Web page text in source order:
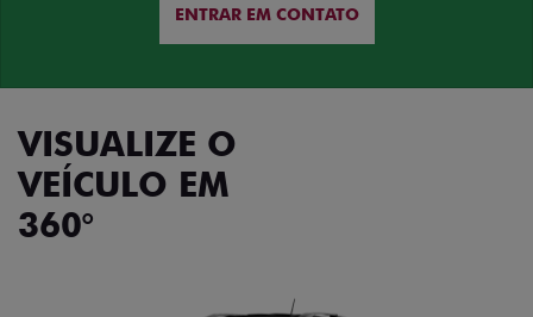
ENTRAR EM CONTATO
VISUALIZE O
VEÍCULO EM
360°